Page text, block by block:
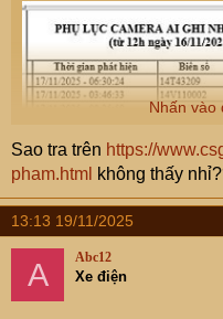
Nhấn vào
Sao tra trên https://
pham.html không thấy
13:13 19/11/2025
A Abc12
Xe điện